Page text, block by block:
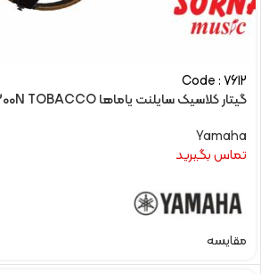
Code : 7612
گیتار کلاسیک سایلنت یاماها SLG200N TOBACCO
Yamaha
تماس بگیرید
مقایسه